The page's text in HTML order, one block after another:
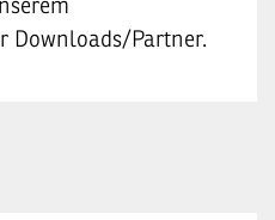
Downloads/Partner.